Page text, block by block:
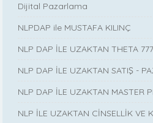
Dijital Pazarlama
NLPDAP ile MUSTAFA KILINÇ
NLP DAP İLE UZAKTAN THETA
NLP DAP İLE UZAKTAN SATIŞ -
NLP DAP İLE UZAKTAN MASTER
NLP İLE UZAKTAN CİNSELLİK VE